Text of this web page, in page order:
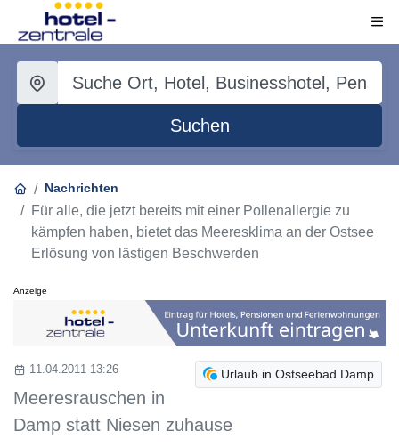
Suchen
Nachrichten
Für alle, die jetzt bereits mit einer Pollenallergie zu
kämpfen haben, bietet das Meeresklima an der Ostsee
Erlösung von lästigen Beschwerden
Anzeige
Urlaub in Ostseebad Damp
11.04.2011 13:26
Meeresrauschen in
Damp statt Niesen zuhause